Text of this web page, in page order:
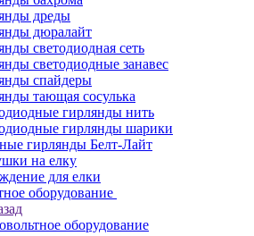
дреды
дюралайт
светодиодная сеть
светодиодные занавес
спайдеры
тающая сосулька
гирлянды нить
гирлянды шарики
гирлянды Белт-Лайт
на елку
для елки
оборудование
оборудование